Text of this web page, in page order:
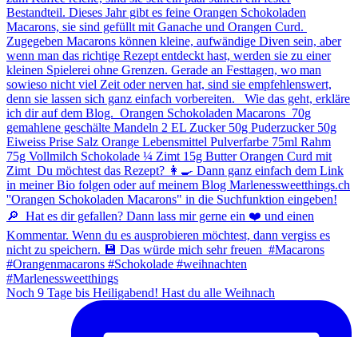
Noch 9 Tage bis Heiligabend! Hast du alle Weihnach